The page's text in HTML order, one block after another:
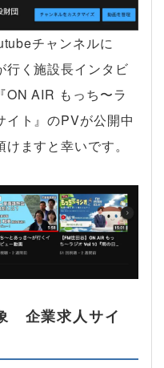
チャンネルに
行く施設長インタビ
ON AIR もっち〜ラ
イト』のPVが公開中
ますと幸いです。
企業求人サイ